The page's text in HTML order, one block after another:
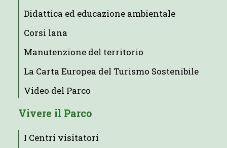
Didattica ed educazione ambientale
Corsi lana
Manutenzione del territorio
La Carta Europea del Turismo Sostenibile
Video del Parco
Vivere il Parco
I Centri visitatori